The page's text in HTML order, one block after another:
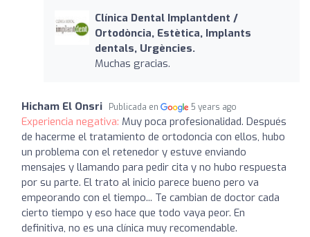
Clínica Dental Implantdent /
Ortodòncia, Estètica, Implants
dentals, Urgències.
Muchas gracias.
Hicham El Onsri Publicada en 5 years ago
Experiencia negativa: Muy poca profesionalidad. Después
de hacerme el tratamiento de ortodoncia con ellos, hubo
un problema con el retenedor y estuve enviando
mensajes y llamando para pedir cita y no hubo respuesta
por su parte. El trato al inicio parece bueno pero va
empeorando con el tiempo... Te cambian de doctor cada
cierto tiempo y eso hace que todo vaya peor. En
definitiva, no es una clínica muy recomendable.